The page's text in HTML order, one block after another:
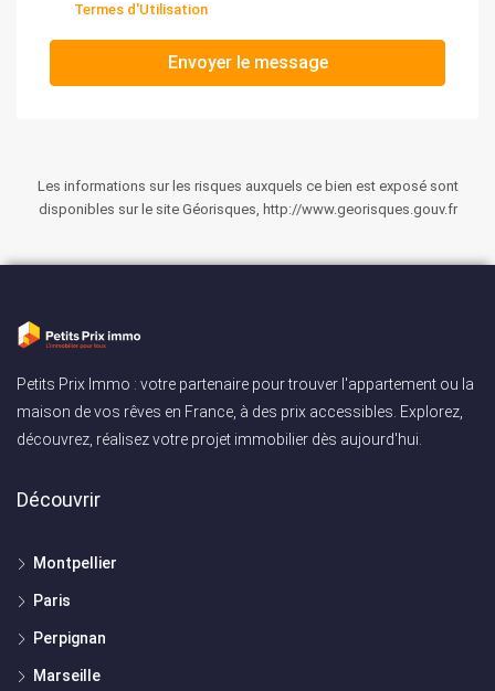
Termes d'Utilisation
Envoyer le message
Les informations sur les risques auxquels ce bien est exposé sont
disponibles sur le site Géorisques, http://www.georisques.gouv.fr
Petits Prix Immo : votre partenaire pour trouver l'appartement ou la
maison de vos rêves en France, à des prix accessibles. Explorez,
découvrez, réalisez votre projet immobilier dès aujourd'hui.
Découvrir
Montpellier
Paris
Perpignan
Marseille